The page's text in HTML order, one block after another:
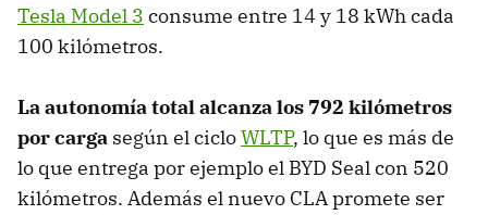
Tesla Model 3 consume entre 14 y 18 kWh cada
100 kilómetros.
La autonomía total alcanza los 792 kilómetros
por carga según el cicloWLTP, lo que es más de
lo que entrega por ejemplo el BYD Seal con 520
kilómetros. Además el nuevo CLA promete ser